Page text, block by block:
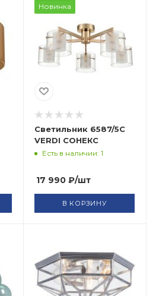
Новинка
Светильник 6587/5C
VERDI СОНЕКС
Есть в наличии: 1
17 990₽/шт
В КОРЗИНУ